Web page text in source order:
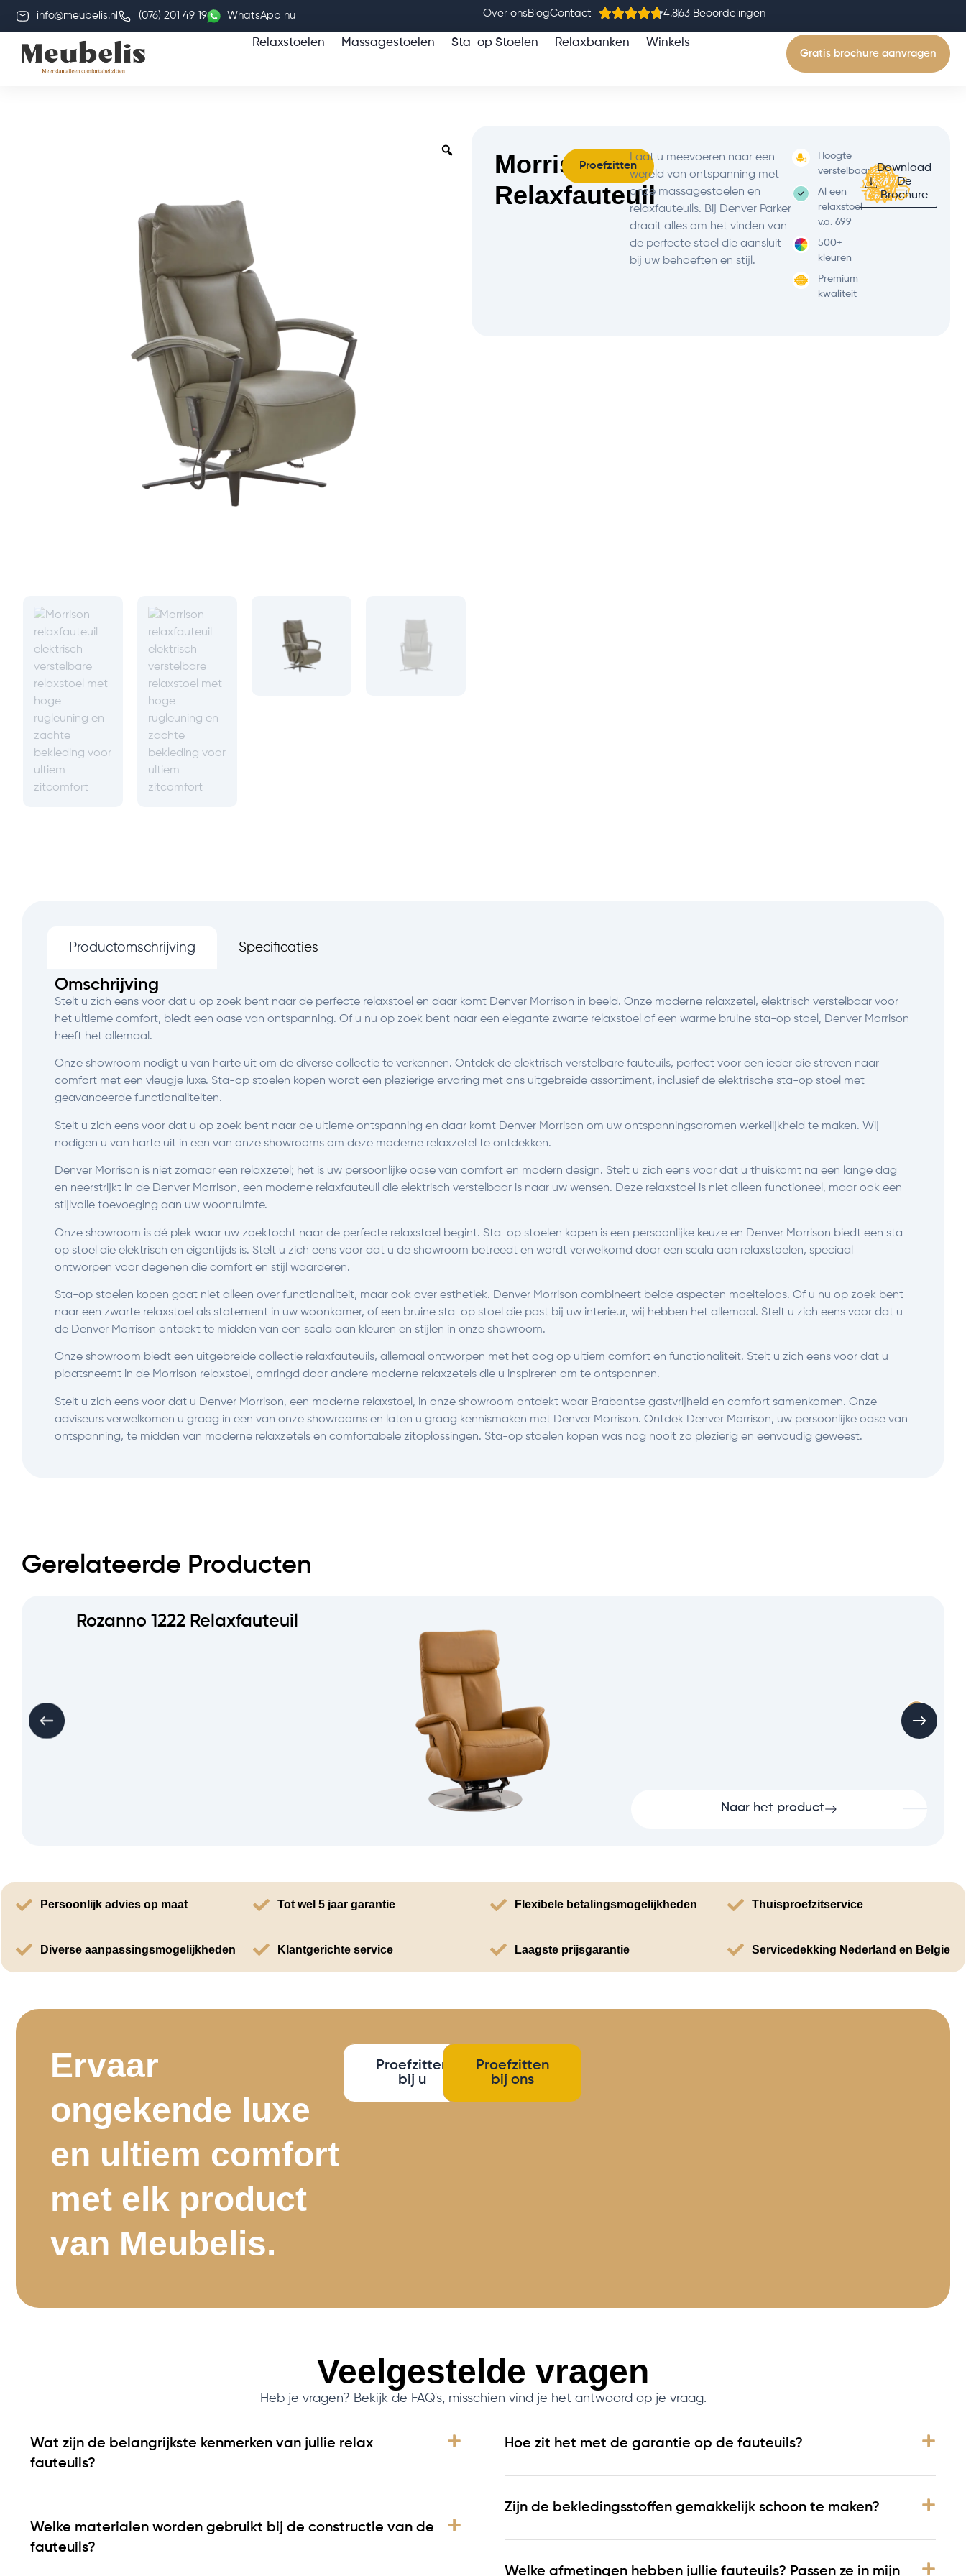
info@meubelis.nl (076) 201 49 19 WhatsApp nu Over onsBlogContact 4.863 Beoordelingen
Relaxstoelen Massagestoelen Sta-op Stoelen Relaxbanken Winkels
Gratis brochure aanvragen
Morrison
Relaxfauteuil
Proefzitten
Laat u meevoeren naar een
wereld van ontspanning met
onze massagestoelen en
relaxfauteuils. Bij Denver Parker
draait alles om het vinden van
de perfecte stoel die aansluit
bij uw behoeften en stijl.
Hoogte
verstelbaar
Al een
relaxstoel
v.a. 699
500+
kleuren
Premium
kwaliteit
Download
De
Brochure
Productomschrijving Specificaties
Omschrijving
Stelt u zich eens voor dat u op zoek bent naar de perfecte relaxstoel en daar komt Denver Morrison in beeld. Onze moderne relaxzetel, elektrisch verstelbaar voor
het ultieme comfort, biedt een oase van ontspanning. Of u nu op zoek bent naar een elegante zwarte relaxstoel of een warme bruine sta-op stoel, Denver Morrison
heeft het allemaal.
Onze showroom nodigt u van harte uit om de diverse collectie te verkennen. Ontdek de elektrisch verstelbare fauteuils, perfect voor een ieder die streven naar
comfort met een vleugje luxe. Sta-op stoelen kopen wordt een plezierige ervaring met ons uitgebreide assortiment, inclusief de elektrische sta-op stoel met
geavanceerde functionaliteiten.
Stelt u zich eens voor dat u op zoek bent naar de ultieme ontspanning en daar komt Denver Morrison om uw ontspanningsdromen werkelijkheid te maken. Wij
nodigen u van harte uit in een van onze showrooms om deze moderne relaxzetel te ontdekken.
Denver Morrison is niet zomaar een relaxzetel; het is uw persoonlijke oase van comfort en modern design. Stelt u zich eens voor dat u thuiskomt na een lange dag
en neerstrijkt in de Denver Morrison, een moderne relaxfauteuil die elektrisch verstelbaar is naar uw wensen. Deze relaxstoel is niet alleen functioneel, maar ook een
stijlvolle toevoeging aan uw woonruimte.
Onze showroom is dé plek waar uw zoektocht naar de perfecte relaxstoel begint. Sta-op stoelen kopen is een persoonlijke keuze en Denver Morrison biedt een sta-
op stoel die elektrisch en eigentijds is. Stelt u zich eens voor dat u de showroom betreedt en wordt verwelkomd door een scala aan relaxstoelen, speciaal
ontworpen voor degenen die comfort en stijl waarderen.
Sta-op stoelen kopen gaat niet alleen over functionaliteit, maar ook over esthetiek. Denver Morrison combineert beide aspecten moeiteloos. Of u nu op zoek bent
naar een zwarte relaxstoel als statement in uw woonkamer, of een bruine sta-op stoel die past bij uw interieur, wij hebben het allemaal. Stelt u zich eens voor dat u
de Denver Morrison ontdekt te midden van een scala aan kleuren en stijlen in onze showroom.
Onze showroom biedt een uitgebreide collectie relaxfauteuils, allemaal ontworpen met het oog op ultiem comfort en functionaliteit. Stelt u zich eens voor dat u
plaatsneemt in de Morrison relaxstoel, omringd door andere moderne relaxzetels die u inspireren om te ontspannen.
Stelt u zich eens voor dat u Denver Morrison, een moderne relaxstoel, in onze showroom ontdekt waar Brabantse gastvrijheid en comfort samenkomen. Onze
adviseurs verwelkomen u graag in een van onze showrooms en laten u graag kennismaken met Denver Morrison. Ontdek Denver Morrison, uw persoonlijke oase van
ontspanning, te midden van moderne relaxzetels en comfortabele zitoplossingen. Sta-op stoelen kopen was nog nooit zo plezierig en eenvoudig geweest.
Gerelateerde Producten
Rozanno 1222 Relaxfauteuil
Naar het product
Persoonlijk advies op maat Tot wel 5 jaar garantie Flexibele betalingsmogelijkheden Thuisproefzitservice
Diverse aanpassingsmogelijkheden Klantgerichte service Laagste prijsgarantie Servicedekking Nederland en Belgie
Ervaar
ongekende luxe
en ultiem comfort
met elk product
van Meubelis.
Proefzitten
bij u
Proefzitten
bij ons
Veelgestelde vragen
Heb je vragen? Bekijk de FAQ's, misschien vind je het antwoord op je vraag.
Wat zijn de belangrijkste kenmerken van jullie relax
fauteuils?
Welke materialen worden gebruikt bij de constructie van de
fauteuils?
Hoe zit het met de garantie op de fauteuils?
Zijn de bekledingsstoffen gemakkelijk schoon te maken?
Welke afmetingen hebben jullie fauteuils? Passen ze in mijn